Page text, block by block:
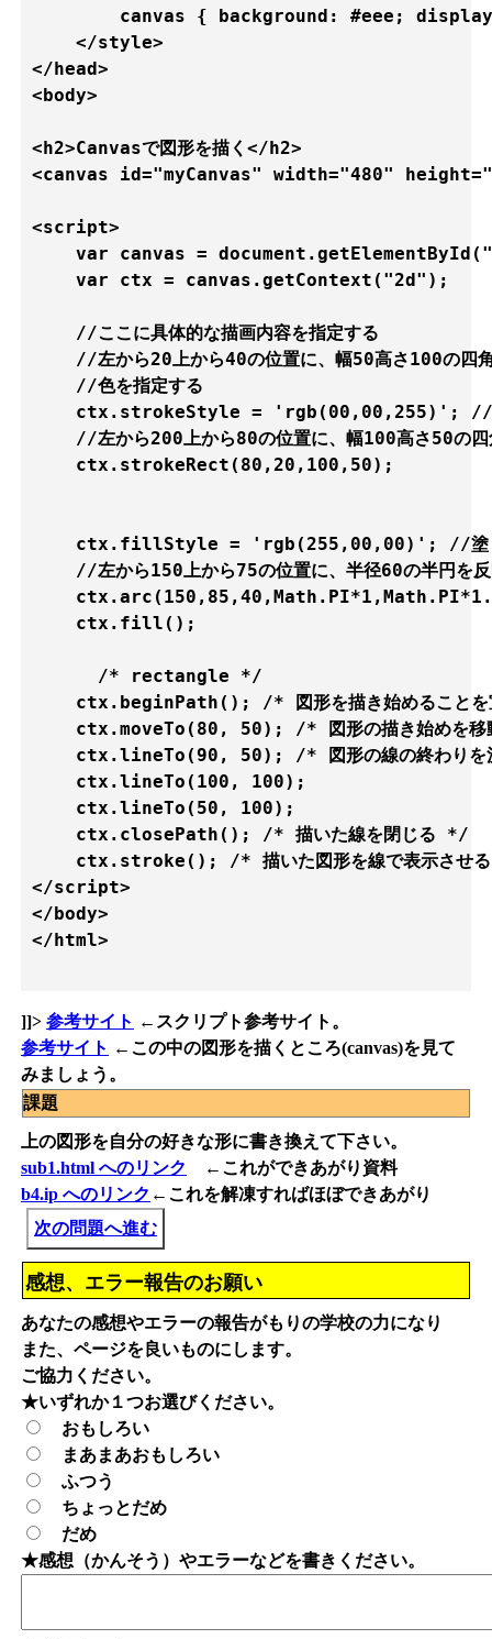
    </style>
</head>
<body>
<h2>Canvasで図形を描く</h2>
<canvas id="myCanvas" width="480"
<script>
var canvas =
    var ctx = canvas.getContext("2d");
    //ここに具体的な描画内容を指定する
//左から20上から40の位置に、幅50高さ100の四
    //色を指定する
ctx.strokeStyle = 'rgb(00,00,255)'; //
//左から200上から80の位置に、幅100高さ50の四
    ctx.strokeRect(80,20,100,50);
ctx.fillStyle = 'rgb(255,00,00)'; //塗
//左から150上から75の位置に、半径60の半円を反
    ctx.fill();
      /* rectangle */
ctx.beginPath(); /* 図形を描き始めること
ctx.moveTo(80, 50); /* 図形の描き始めを移
ctx.lineTo(90, 50); /* 図形の線の終わりを
    ctx.lineTo(100, 100);
    ctx.lineTo(50, 100);
    ctx.closePath(); /* 描いた線を閉じる */
ctx.stroke(); /* 描いた図形を線で表示させ
</script>
</body>
</html>
]]> 参考サイト ←スクリプト参考サイト。
参考サイト ←この中の図形を描くところ(canvas)を見て
みましょう。
課題
上の図形を自分の好きな形に書き換えて下さい。
sub1.html へのリンク
←これができあがり資料
b4.ip へのリンク ←これを解凍すればほぼできあがり
次の問題へ進む
感想、エラー報告のお願い
あなたの感想やエラーの報告がもりの学校の力になり
また、ページを良いものにします。
ご協力ください。
★いずれか１つお選びください。
おもしろい
まあまあおもしろい
ふつう
ちょっとだめ
だめ
★感想（かんそう）やエラーなどを書きください。